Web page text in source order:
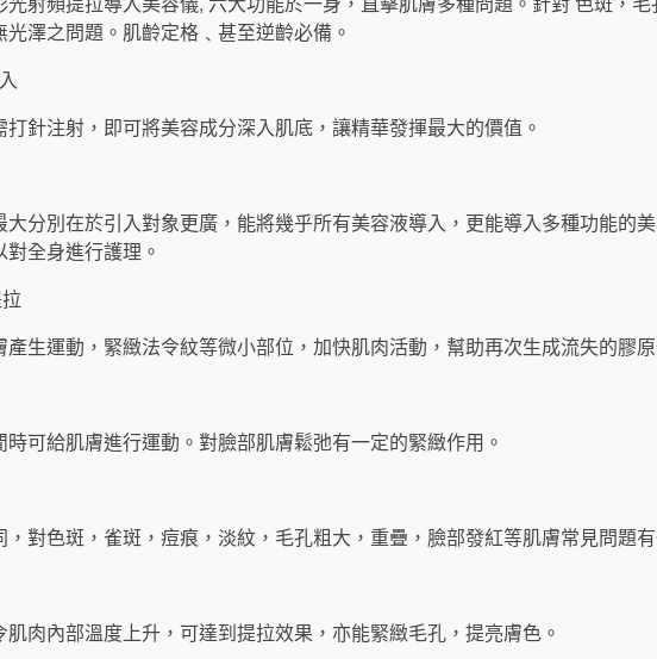
澤之問題。肌齡定格﹑甚至逆齡必備。
針注射，即可將美容成分深入肌底，讓精華發揮最大的價值。
大分別在於引入對象更廣，能將幾乎所有美容液導入，更能導入多種功能的
全身進行護理。
生運動，緊緻法令紋等微小部位，加快肌肉活動，幫助再次生成流失的膠原
可給肌膚進行運動。對臉部肌膚鬆弛有一定的緊緻作用。
對色斑，雀斑，痘痕，淡紋，毛孔粗大，重疊，臉部發紅等肌膚常見問題
肉內部溫度上升，可達到提拉效果，亦能緊緻毛孔，提亮膚色。